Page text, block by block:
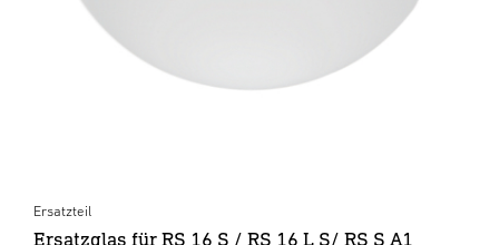
Ersatzteil
Ersatzglas für RS 16 S / RS 16 L S/ RS S A1